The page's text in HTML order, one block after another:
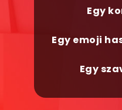
Egy
Egy emoji
Egy